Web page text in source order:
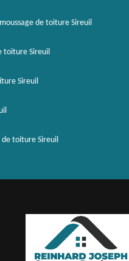
de toiture Sireuil
toiture Sireuil
Sireuil
toiture Sireuil